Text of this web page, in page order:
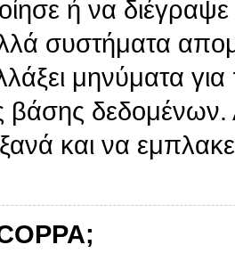
ή να
συστήματα
μηνύματα
βάσης
και να